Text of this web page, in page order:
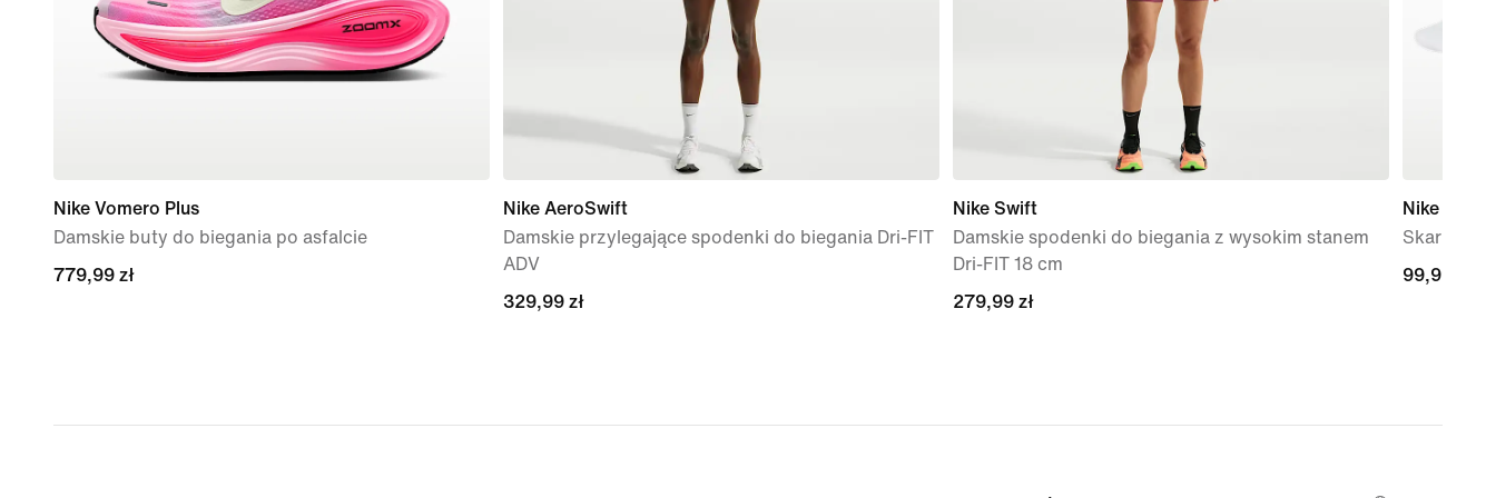
Nike Vomero Plus
Damskie buty do biegania po asfalcie
779,99 zł
779,99 zł
Nike AeroSwift
Damskie przylegające spodenki do biegania Dri-FIT
ADV
329,99 zł
329,99 zł
Nike Swift
Damskie spodenki do biegania z wysokim stanem
Dri-FIT 18 cm
279,99 zł
279,99 zł
Nike
Skarpety
99,99 zł
99,99 zł